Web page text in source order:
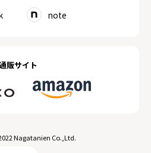
note
販サイト
Nagatanien Co.,Ltd.